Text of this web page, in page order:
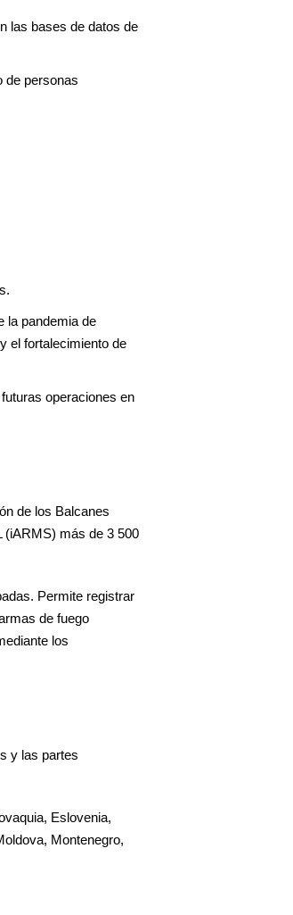
las bases de datos de
de personas
la pandemia de
el fortalecimiento de
operaciones en
de los Balcanes
(iARMS) más de 3 500
Permite registrar
de fuego
los
y las partes
Eslovenia,
Montenegro,